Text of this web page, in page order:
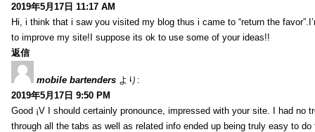
2019年5月17日 11:17 AM
Hi, i think that i saw you visited my blog thus i came to “return the
to improve my site!I suppose its ok to use some of your ideas!!
返信
mobile bartenders より:
2019年5月17日 9:50 PM
Good ¡V I should certainly pronounce, impressed with your site. I had no
through all the tabs as well as related info ended up being truly easy to